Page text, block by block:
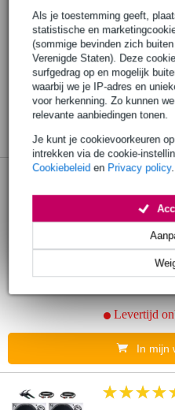
Als je toestemming geeft,
statistische en
(sommige bevinden zich
Verenigde Staten). Deze
surfgedrag op en mogelijk
waarbij we je IP-adres en
voor herkenning. Zo kunnen
relevante aanbiedingen tonen.
Je kunt je cookievoorkeuren
intrekken via de cookie-
Cookiebeleid en Privacy policy.
Technics
Starterset
mixer
Levertijd
In mijn